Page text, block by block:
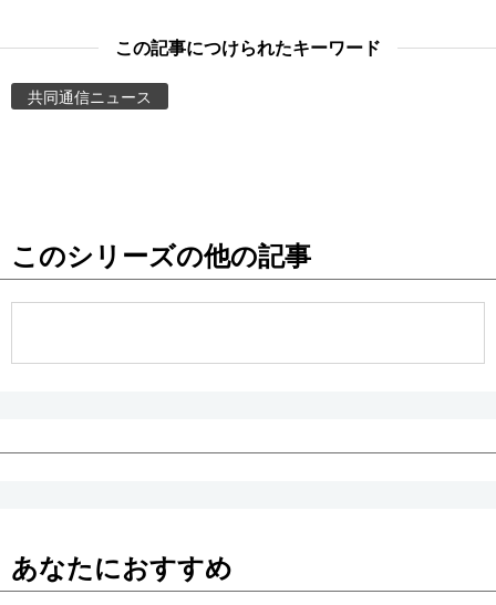
お知らせ
この記事につけられたキーワード
共同通信ニュース
このシリーズの他の記事
あなたにおすすめ